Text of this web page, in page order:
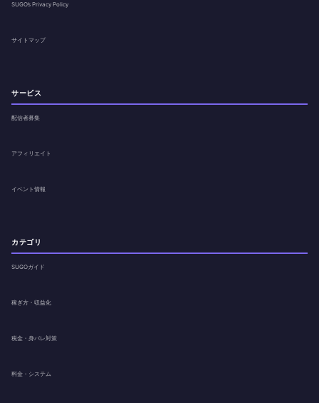
SUGO’s Privacy Policy
サイトマップ
サービス
配信者募集
アフィリエイト
イベント情報
カテゴリ
SUGOガイド
稼ぎ方・収益化
税金・身バレ対策
料金・システム